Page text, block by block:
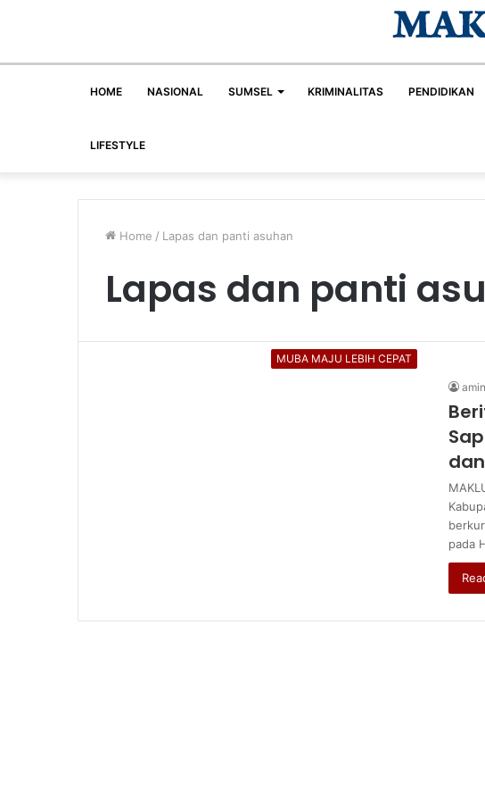
HOME NASIONAL SUMSEL KRIMINALITAS PENDIDIKAN
LIFESTYLE
Home / Lapas dan panti asuhan
Lapas dan panti
MUBA MAJU LEBIH CEPAT
pada